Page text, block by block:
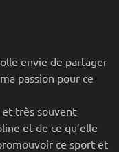
envie de partager
passion pour ce
et très souvent
et de ce qu’elle
ce sport et